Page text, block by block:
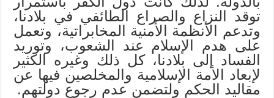
توقد النزاع والصراع الطائفي في بلادنا،
وتدعم الأنظمة الأمنية المخابراتية، وتعمل
على هدم الإسلام عند الشعوب، وتوريد
الفساد إلى بلادنا، كل ذلك وغيره الكثير
لإبعاد الأمة الإسلامية والمخلصين فيها عن
مقاليد الحكم ولتضمن عدم رجوع دولتهم.